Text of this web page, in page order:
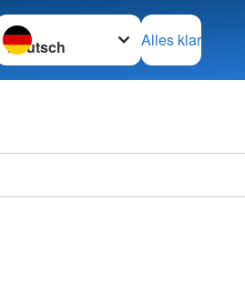
wechseln zu
Alles klar